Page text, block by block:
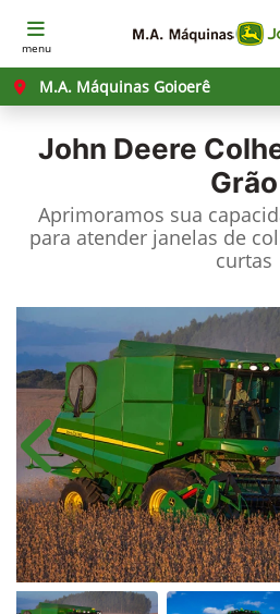
menu
M.A. Máquinas Goioerê
John Deere
Grão
Aprimoramos sua
para atender janelas de
curtas
Anterior